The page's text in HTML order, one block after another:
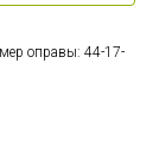
оправы: 44-17-